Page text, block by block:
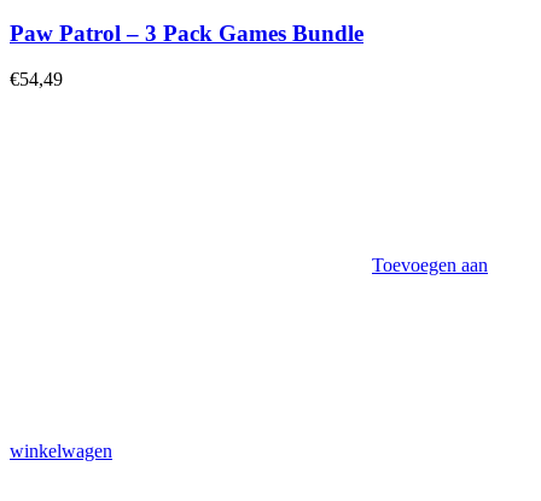
Paw Patrol – 3 Pack Games Bundle
€54,49
Toevoegen aan
winkelwagen